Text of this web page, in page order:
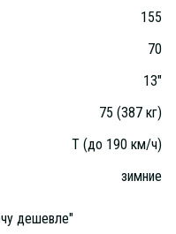
155
70
13"
75 (387 кг)
T (до 190 км/ч)
зимние
дешевле"